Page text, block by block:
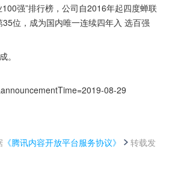
强”排行榜，公司自2016年起四度蝉联
位，成为国内唯一连续四年入 选百强
。
08-29
《腾讯内容开放平台服务协议》
转载发